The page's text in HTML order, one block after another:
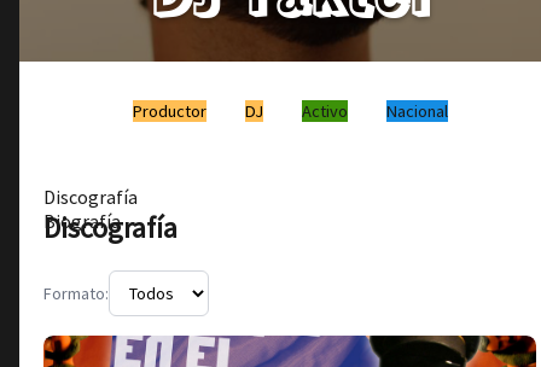
Productor DJ Activo Nacional
Discografía
Biografía
Discografía
Formato: